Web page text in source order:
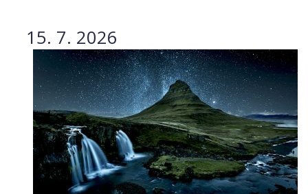
15. 7. 2026